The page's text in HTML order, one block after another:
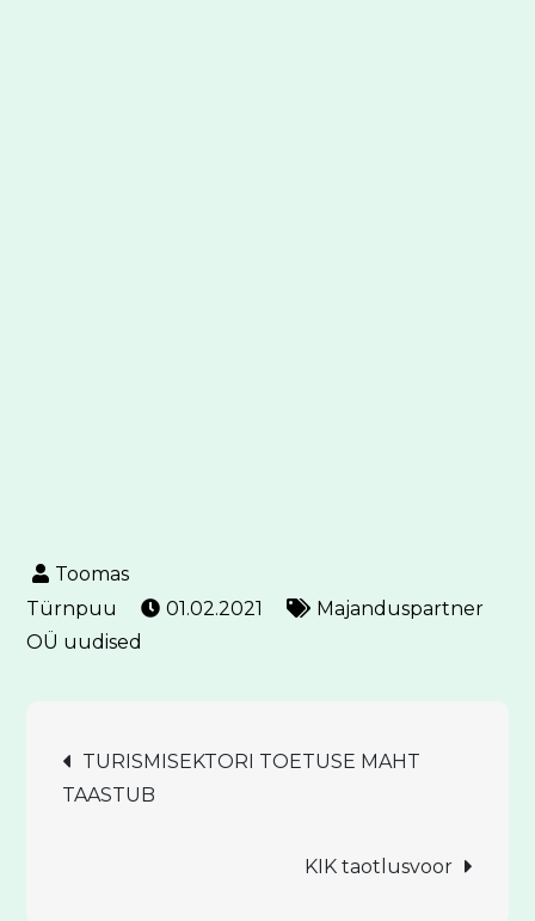
01.02.2021
Majanduspartner
OÜ uudised
Navigeerimine
TURISMISEKTORI TOETUSE MAHT
TAASTUB
KIK taotlusvoor